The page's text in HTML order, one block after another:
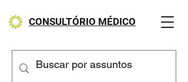
CONSULTÓRIO MÉDICO